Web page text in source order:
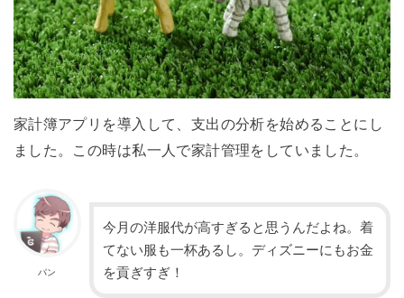
家計簿アプリを導入して、支出の分析を始めることにし
ました。この時は私一人で家計管理をしていました。
パン
今月の洋服代が高すぎると思うんだよね。着
てない服も一杯あるし。ディズニーにもお金
を貢ぎすぎ！